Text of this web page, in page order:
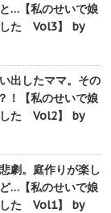
…【私のせいで娘
した Vol3】 by
出したママ。その
！【私のせいで娘
した Vol2】 by
劇。庭作りが楽し
…【私のせいで娘
した Vol1】 by